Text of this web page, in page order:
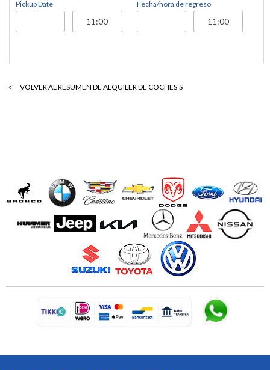
Pickup Date Fecha/hora de regreso
VOLVER AL RESUMEN DE ALQUILER DE COCHES'S